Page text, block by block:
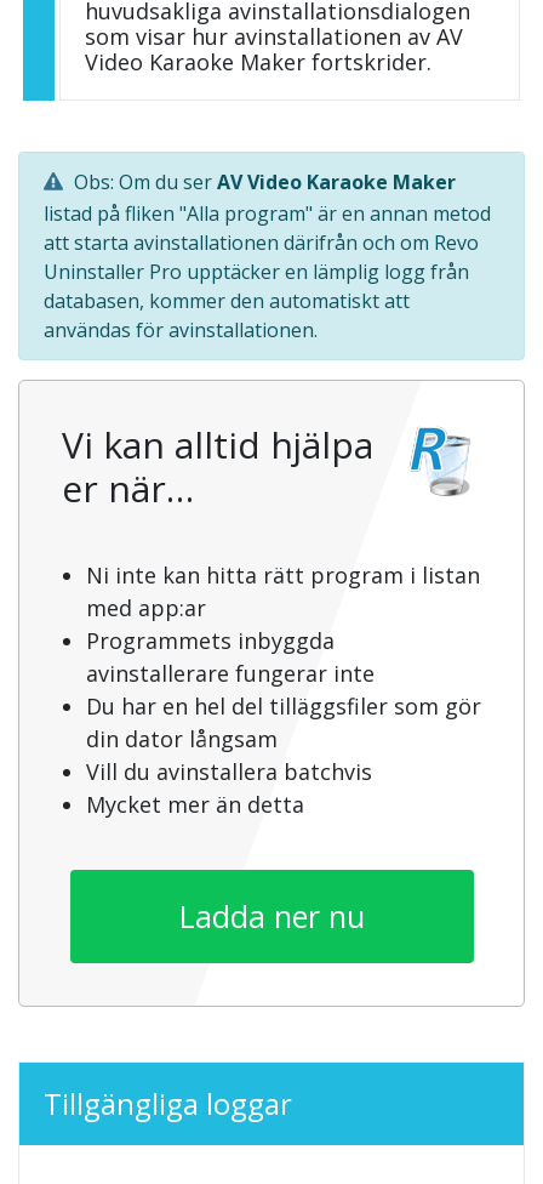
huvudsakliga avinstallationsdialogen
som visar hur avinstallationen av AV
Video Karaoke Maker fortskrider.
Obs: Om du serAV Video Karaoke Maker
listad på fliken "Alla program" är en annan metod
att starta avinstallationen därifrån och om Revo
Uninstaller Pro upptäcker en lämplig logg från
databasen, kommer den automatiskt att
användas för avinstallationen.
Vi kan alltid hjälpa
er när…
Ni inte kan hitta rätt program i listan
med app:ar
Programmets inbyggda
avinstallerare fungerar inte
Du har en hel del tilläggsfiler som gör
din dator långsam
Vill du avinstallera batchvis
Mycket mer än detta
Ladda ner nu
Tillgängliga loggar